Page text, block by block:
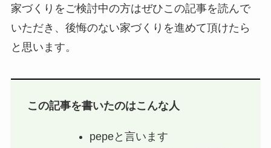
家づくりをご検討中の方はぜひこの記事を読んで
いただき、後悔のない家づくりを進めて頂けたら
と思います。
この記事を書いたのはこんな人
pepeと言います